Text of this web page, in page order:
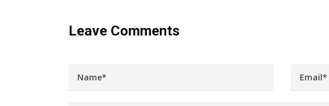
Leave Comments